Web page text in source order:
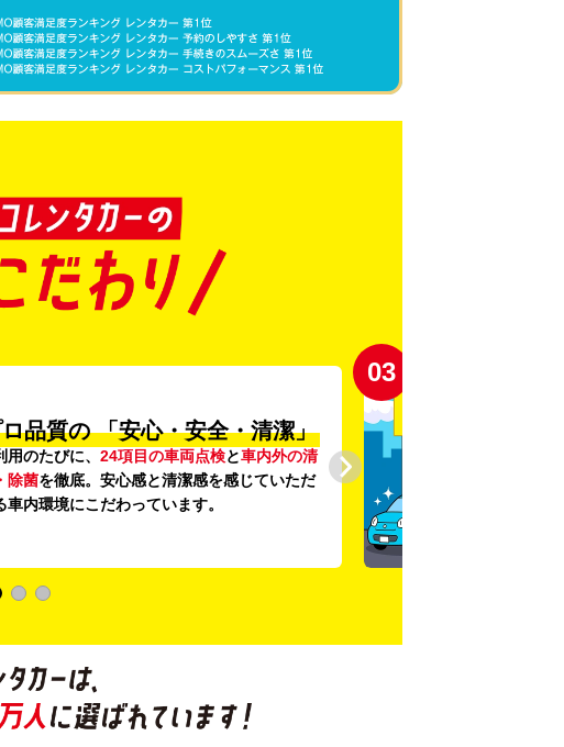
品質の 「安心・安全・清潔」
用のたびに、 24項目の車両点検と車内外の清
除菌を徹底。安心感と清潔感を感じていただ
車内環境にこだわっています。
03